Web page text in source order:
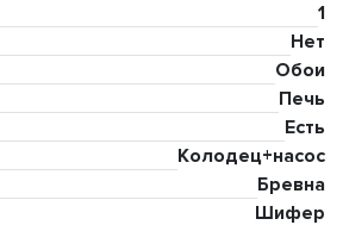
1
Нет
Обои
Печь
Есть
Колодец+насос
Бревна
Шифер